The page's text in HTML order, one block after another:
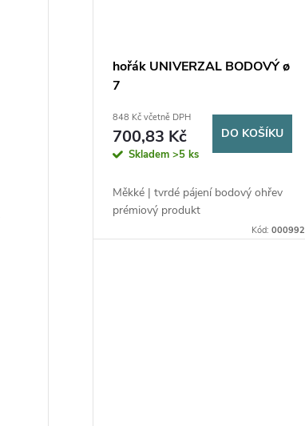
hořák UNIVERZAL BODOVÝ ø
7
848 Kč včetně DPH
700,83 Kč
Skladem >5 ks
DO KOŠÍKU
Měkké | tvrdé pájení bodový ohřev
prémiový produkt
Kód:000992